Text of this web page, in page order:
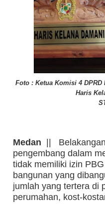
Foto : Ketua Komisi 4
Haris
Medan ||
pengembang dalam
tidak memiliki izin
bangunan yang
jumlah yang tertera di
perumahan, kost-